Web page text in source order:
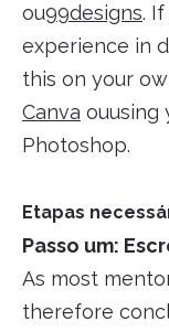
ou99designs.
experience in
this on your
Canva ouusing
Photoshop.
Etapas
Passo um:
As most
therefore